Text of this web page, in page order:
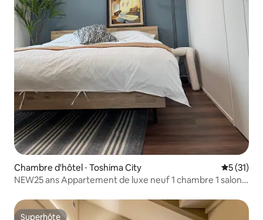
Chambre d'hôtel ⋅ Toshima City
5 (31)
NEW25 ans Appartement de luxe neuf 1 chambre 1 salon
Yamanote, quartier commerçant d'Ikebukuro
Superhôte